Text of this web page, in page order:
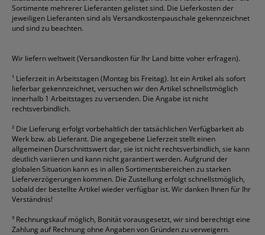
Gelschreiber
Geschäftsbücher
Packband
Permanentmarker
Versandmaterial
Versandtaschen
Franken
Fripa
HP
Staedtler
alle Marken anzeigen
Sortimente mehrerer Lieferanten gelistet sind. Die Lieferkosten der
jeweiligen Lieferanten sind als Versandkostenpauschale gekennzeichnet
und sind zu beachten.
Wir liefern weltweit (Versandkosten für Ihr Land bitte voher erfragen).
¹ Lieferzeit in Arbeitstagen (Montag bis Freitag). Ist ein Artikel als sofort
lieferbar gekennzeichnet, versuchen wir den Artikel schnellstmöglich
innerhalb 1 Arbeitstages zu versenden. Die Angabe ist nicht
rechtsverbindlich.
² Die Lieferung erfolgt vorbehaltlich der tatsächlichen Verfügbarkeit ab
Werk bzw. ab Lieferant. Die angegebene Lieferzeit stellt einen
allgemeinen Durschnittswert dar, sie ist nicht rechtsverbindlich, sie kann
deutlich variieren und kann nicht garantiert werden. Aufgrund der
globalen Situation kann es in allen Sortimentsbereichen zu starken
Lieferverzögerungen kommen. Die Zustellung erfolgt schnellstmöglich,
sobald der bestellte Artikel wieder verfügbar ist. Wir danken Ihnen für Ihr
Verständnis!
³ Rechnungskauf möglich, Bonität vorausgesetzt, wir sind berechtigt eine
Zahlung auf Rechnung ohne Angaben von Gründen zu verweigern.